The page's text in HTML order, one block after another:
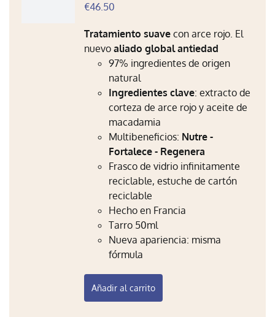
€46.50
Tratamiento suave con arce rojo. El
nuevoaliado global antiedad
97% ingredientes de origen
natural
Ingredientes clave: extracto de
corteza de arce rojo y aceite de
macadamia
Multibeneficios: Nutre -
Fortalece - Regenera
Frasco de vidrio infinitamente
reciclable, estuche de cartón
reciclable
Hecho en Francia
Tarro 50ml
Nueva apariencia: misma
fórmula
Añadir al carrito